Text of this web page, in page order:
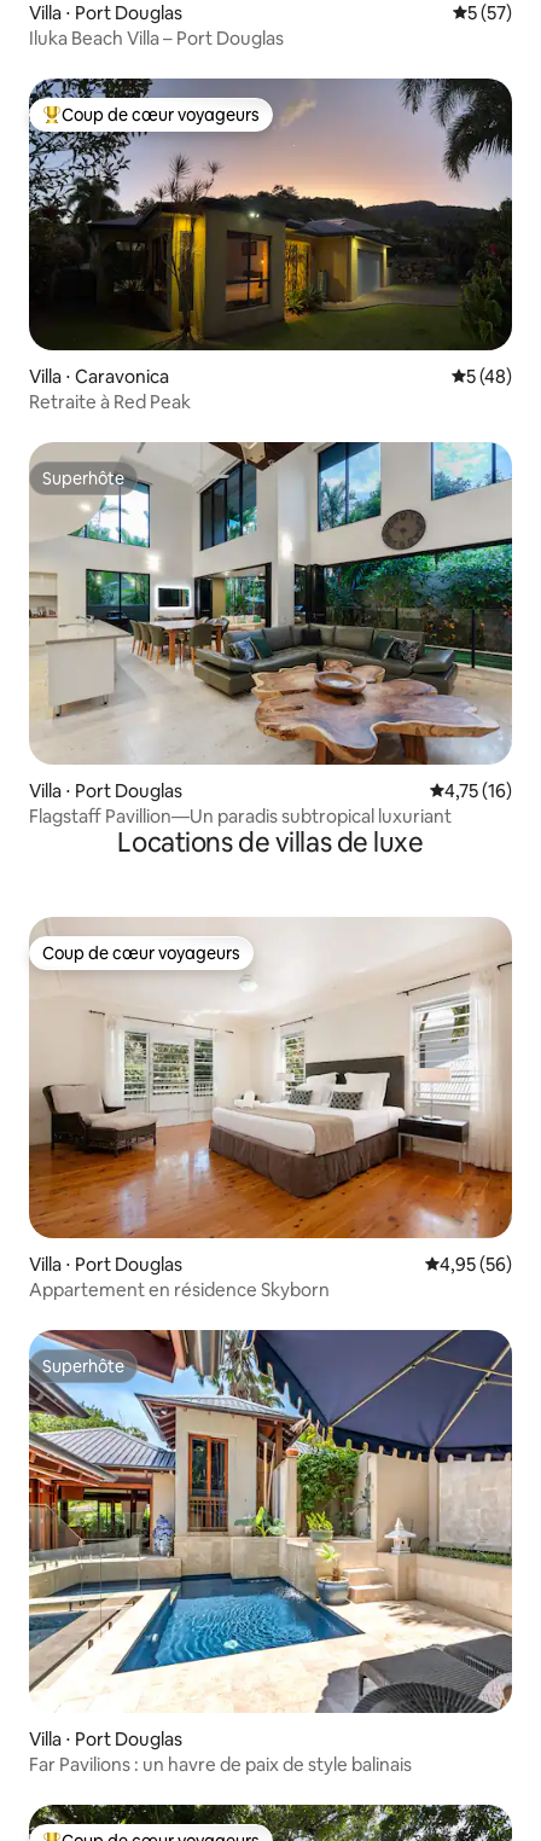
Villa ⋅ Port Douglas
5 (57)
Iluka Beach Villa – Port Douglas
Coups de cœur voyageurs les plus appréciés
Coup de cœur voyageurs
Villa ⋅ Caravonica
5 (48)
Retraite à Red Peak
Superhôte
Superhôte
Villa ⋅ Port Douglas Évaluation
4,75 (16)
Flagstaff Pavillion—Un paradis subtropical luxuriant
Locations de villas de luxe
Coup de cœur voyageurs
Coup de cœur voyageurs
Villa ⋅ Port Douglas Évaluation
4,95 (56)
Appartement en résidence Skyborn
Superhôte
Superhôte
Villa ⋅ Port Douglas
Far Pavilions : un havre de paix de style balinais